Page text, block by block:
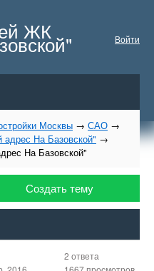
Войти
ЖК
Москвы → САО →
На Базовской" →
На Базовской"
Создать тему
2 ответа